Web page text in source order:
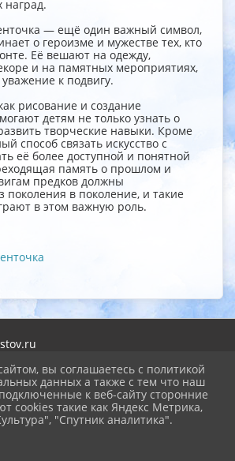
наград.
— ещё один важный символ,
о героизме и мужестве тех, кто
Её вешают на одежду,
и на памятных мероприятиях,
к подвигу.
рисование и создание
детям не только узнать о
творческие навыки. Кроме
способ связать искусство с
её более доступной и понятной
память о прошлом и
предков должны
поколения в поколение, и такие
в этом важную роль.
персональных данных
вы соглашаетесь с политикой
данных а также с тем что наш
к веб-сайту сторонние
cookies такие как Яндекс Метрика,
"Спутник аналитика".